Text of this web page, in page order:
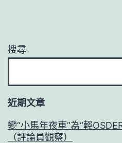
搜尋
近期文章
變“小馬年夜車”為“輕
（評論員觀察）